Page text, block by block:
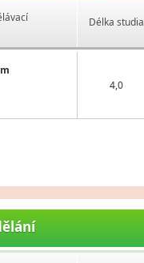
Délka studia
4,0